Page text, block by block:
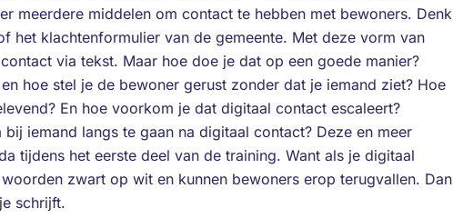
meerdere middelen om contact te hebben met bewoners. Denk
het klachtenformulier van de gemeente. Met deze vorm van
via tekst. Maar hoe doe je dat op een goede manier?
hoe stel je de bewoner gerust zonder dat je iemand ziet? Hoe
En hoe voorkom je dat digitaal contact escaleert?
iemand langs te gaan na digitaal contact? Deze en meer
tijdens het eerste deel van de training. Want als je digitaal
zwart op wit en kunnen bewoners erop terugvallen. Dan
schrijft.